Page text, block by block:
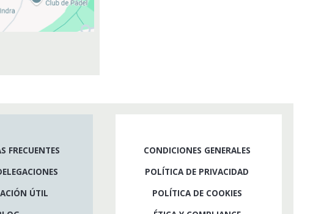
FRECUENTES
ÚTIL
CONDICIONES GENERALES
POLÍTICA DE PRIVACIDAD
POLÍTICA DE COOKIES